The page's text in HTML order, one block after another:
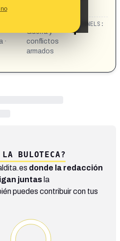
r/1AGA3zYFdA/
·
Guerra y
conflictos
armados
CHANNELS:
LA BULOTECA?
donde la redacción
juntas la
puedes contribuir con tus